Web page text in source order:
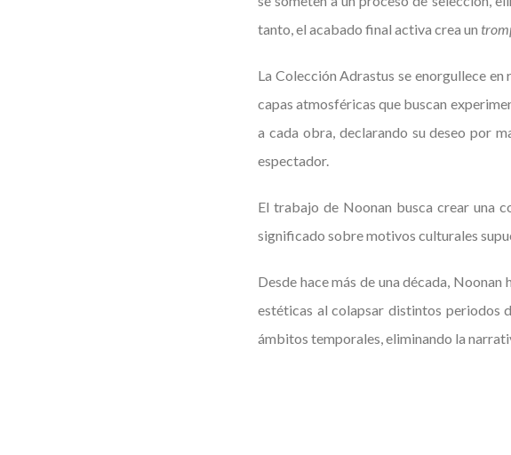
tanto, el acabado final activa crea un
La Colección Adrastus se enorgullece
capas atmosféricas que buscan
a cada obra, declarando su deseo por
espectador.
El trabajo de Noonan busca crear una
significado sobre motivos culturales
Desde hace más de una década,
estéticas al colapsar distintos periodos
ámbitos temporales, eliminando la